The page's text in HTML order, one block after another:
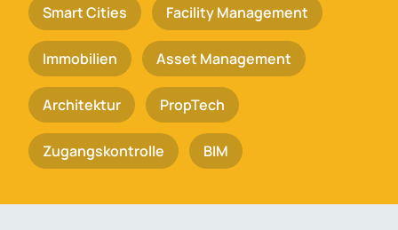
Smart Cities Facility Management
Immobilien Asset Management
Architektur PropTech
Zugangskontrolle BIM